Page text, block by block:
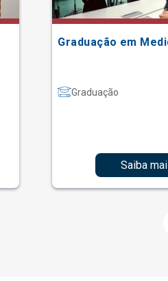
Graduação em
Graduação
Saiba